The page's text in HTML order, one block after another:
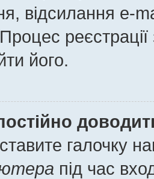
відсилання e-
Процес
його.
галочку
під час